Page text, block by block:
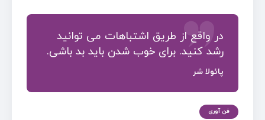
فن آوری
در واقع از طریق اشتباهات می توانید
رشد کنید. برای خوب شدن باید بد باشی.
پائولا شر